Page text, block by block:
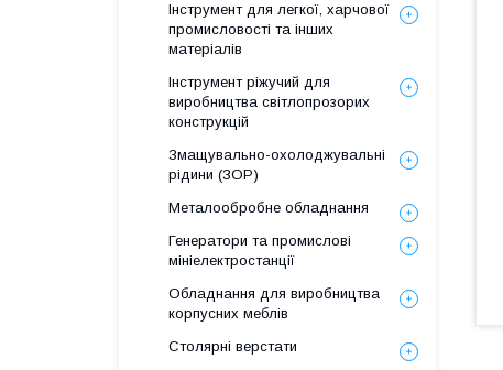
Інструмент для легкої, харчової
промисловості та інших
матеріалів
Інструмент ріжучий для
виробництва світлопрозорих
конструкцій
Змащувально-охолоджувальні
рідини (ЗОР)
Металообробне обладнання
Генератори та промислові
мініелектростанції
Обладнання для виробництва
корпусних меблів
Столярні верстати